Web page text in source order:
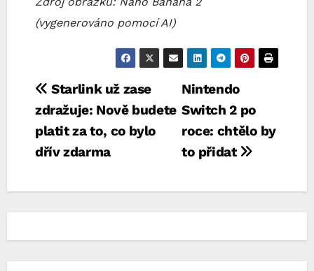
(vygenerováno pomocí AI)
Navigace
pro
příspěvek
Nintendo
Switch 2 po
roce: chtělo by
to přidat
Starlink už zase
zdražuje: Nově budete
platit za to, co bylo
dřív zdarma